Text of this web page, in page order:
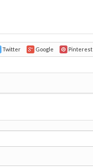
Twitter Google Pinterest